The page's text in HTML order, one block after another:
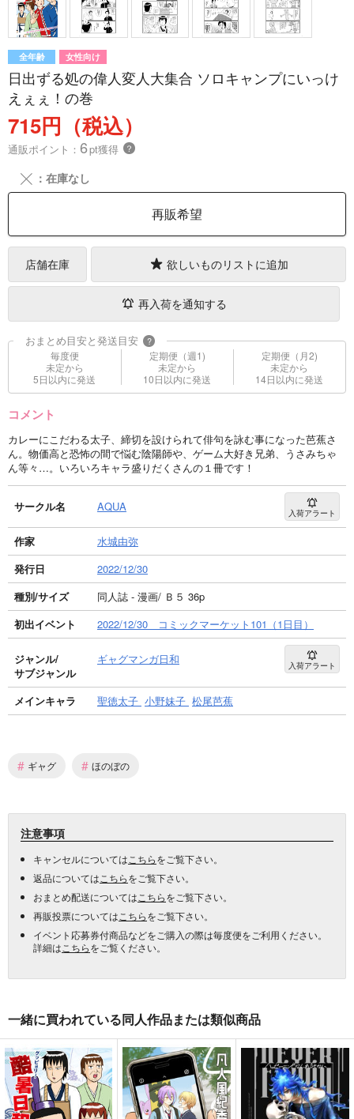
全年齢 女性向け
日出ずる処の偉人変人大集合 ソロキャンプにいっけ
えぇぇ！の巻
715円（税込）
通販ポイント： 6pt獲得 ？
╳ ：在庫なし
再販希望
店舗在庫 欲しいものリストに追加
再入荷を通知する
おまとめ目安と発送目安 ?
毎度便
未定から
5日以内に発送
定期便（週1)
未定から
10日以内に発送
定期便（月2)
未定から
14日以内に発送
コメント
カレーにこだわる太子、締切を設けられて俳句を詠む事になった芭蕉さ
ん。物価高と恐怖の間で悩む陰陽師や、ゲーム大好き兄弟、うさみちゃ
ん等々…。いろいろキャラ盛りだくさんの１冊です！
サークル名 AQUA 入荷アラート
作家
水城由弥
発行日
2022/12/30
種別/サイズ
同人誌 - 漫画/ Ｂ５ 36p
初出イベント
2022/12/30 コミックマーケット101（1日目）
ジャンル/
サブジャンル
ギャグマンガ日和 入荷アラート
メインキャラ 聖徳太子 小野妹子 松尾芭蕉
# ギャグ # ほのぼの
注意事項
キャンセルについては こちらをご覧下さい。
返品については こちらをご覧下さい。
おまとめ配送については こちらをご覧下さい。
再販投票については こちらをご覧下さい。
イベント応募券付商品などをご購入の際は毎度便をご利用ください。
詳細は こちらをご覧ください。
一緒に買われている同人作品または類似商品